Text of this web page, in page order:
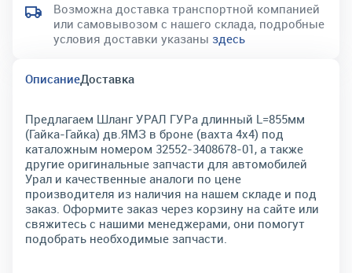
Возможна доставка транспортной компанией
или самовывозом с нашего склада, подробные
условия доставки указаны здесь
ОписаниеДоставка
Предлагаем Шланг УРАЛ ГУРа длинный L=855мм
(Гайка-Гайка) дв.ЯМЗ в броне (вахта 4х4) под
каталожным номером 32552-3408678-01, а также
другие оригинальные запчасти для автомобилей
Урал и качественные аналоги по цене
производителя из наличия на нашем складе и под
заказ. Оформите заказ через корзину на сайте или
свяжитесь с нашими менеджерами, они помогут
подобрать необходимые запчасти.